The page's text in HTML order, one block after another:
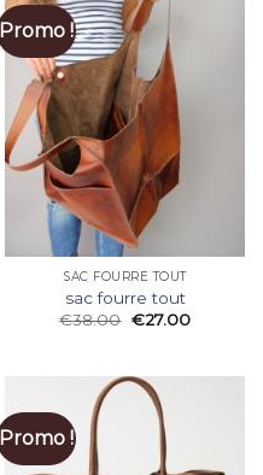
Promo !
SAC FOURRE TOUT
sac fourre tout
€38.00 €27.00
Promo !